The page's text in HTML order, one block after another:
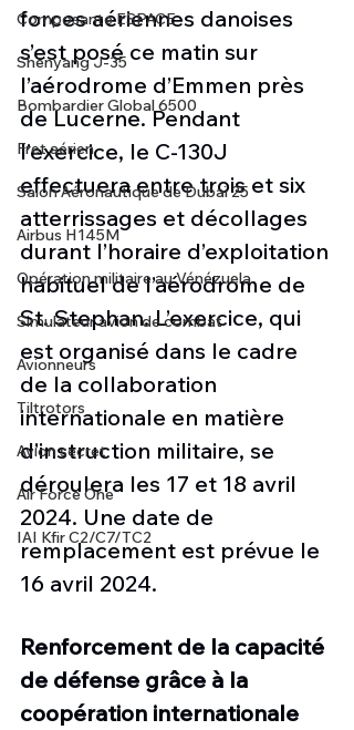
Composante ESPACE
Shenyang J-35
Bombardier Global 6500
Fret aérien
Salon Aéronautique de Dubaï 25
Airbus H145M
Opération militaire au Vénézuela
Simulateur avion de combat
Avionneurs
Tiltrotors
Avion secret
Air Force One
IAI Kfir C2/C7/TC2
forces aériennes danoises
s’est posé ce matin sur
l’aérodrome d’Emmen près
de Lucerne. Pendant
l’exercice, le C-130J
effectuera entre trois et six
atterrissages et décollages
durant l’horaire d’exploitation
habituel de l’aérodrome de
St. Stephan. L’exercice, qui
est organisé dans le cadre
de la collaboration
internationale en matière
d’instruction militaire, se
déroulera les 17 et 18 avril
2024. Une date de
remplacement est prévue le
16 avril 2024.
Renforcement de la capacité
de défense grâce à la
coopération internationale